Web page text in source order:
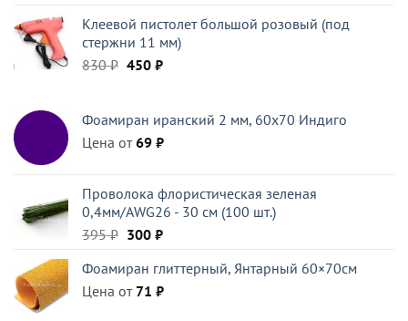
Клеевой пистолет большой розовый (под
стержни 11 мм)
830₽ Первоначальная
830 ₽.
450 ₽Текущая
Фоамиран иранский 2 мм, 60х70 Индиго
Цена от69 ₽
Проволока флористическая зеленая
0,4мм/AWG26 - 30 см (100 шт.)
395₽ Первоначальная
составляла
395 ₽.
300 ₽Текущая
300 ₽.
Фоамиран глиттерный, Янтарный 60×70см
Цена от 71 ₽